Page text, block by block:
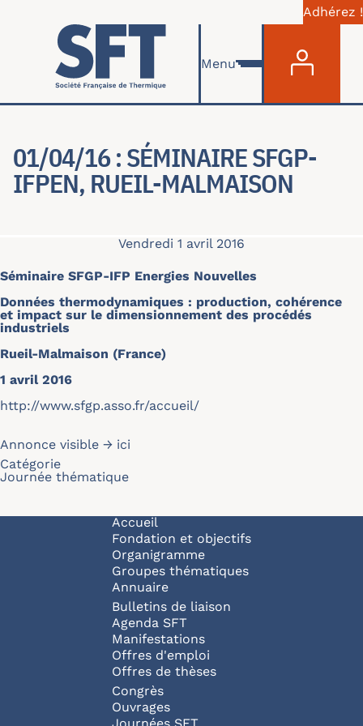
Aller au contenu principal
Adhérez !
Menu
01/04/16 : SÉMINAIRE SFGP-
IFPEN, RUEIL-MALMAISON
Vendredi 1 avril 2016
Séminaire SFGP-IFP Energies Nouvelles
Données thermodynamiques : production, cohérence
et impact sur le dimensionnement des procédés
industriels
Rueil-Malmaison (France)
1 avril 2016
http://www.sfgp.asso.fr/accueil/
Annonce visible → ici
Catégorie
Journée thématique
Navigation principale
Accueil
Fondation et objectifs
Organigramme
Groupes thématiques
Annuaire
Bulletins de liaison
Agenda SFT
Manifestations
Offres d'emploi
Offres de thèses
Congrès
Ouvrages